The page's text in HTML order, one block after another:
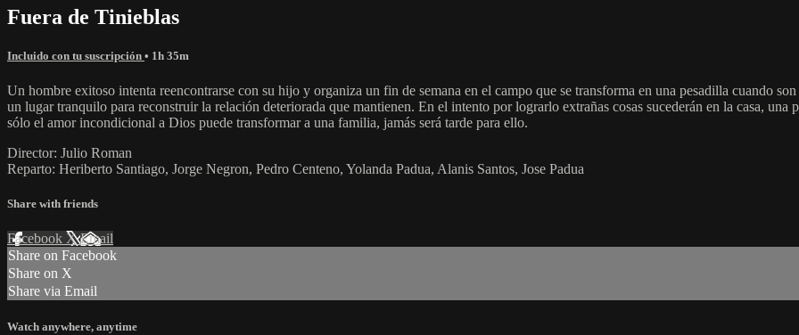
Fuera de Tinieblas
Incluido con tu suscripción • 1h 35m
Un hombre exitoso intenta reencontrarse con su hijo y organiza un fin de semana en el campo que se transforma en una pesadilla cuando
un lugar tranquilo para reconstruir la relación deteriorada que mantienen. En el intento por lograrlo extrañas cosas sucederán en la casa, una
sólo el amor incondicional a Dios puede transformar a una familia, jamás será tarde para ello.
Director: Julio Roman
Reparto: Heriberto Santiago, Jorge Negron, Pedro Centeno, Yolanda Padua, Alanis Santos, Jose Padua
Share with friends
Facebook XEmail
Share on Facebook
Share on X
Share via Email
Watch anywhere, anytime